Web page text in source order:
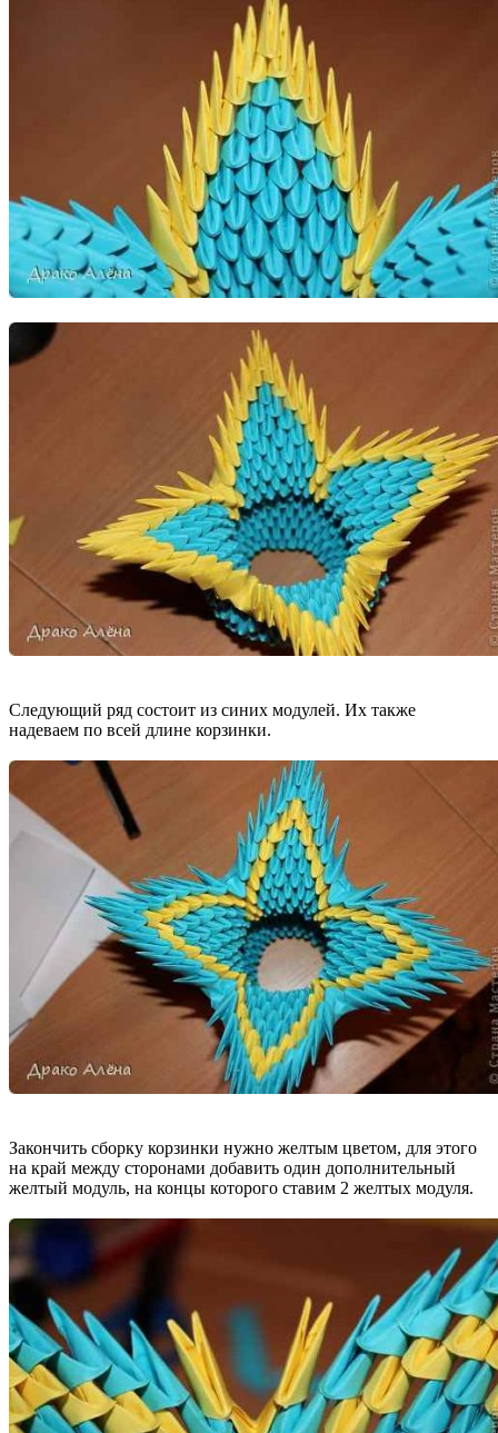
Следующий ряд состоит из синих модулей. Их также
надеваем по всей длине корзинки.
Закончить сборку корзинки нужно желтым цветом, для этого
на край между сторонами добавить один дополнительный
желтый модуль, на концы которого ставим 2 желтых модуля.